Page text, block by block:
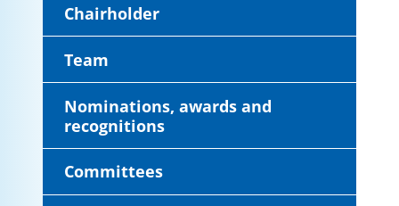
Chairholder
Team
Nominations, awards and
recognitions
Committees